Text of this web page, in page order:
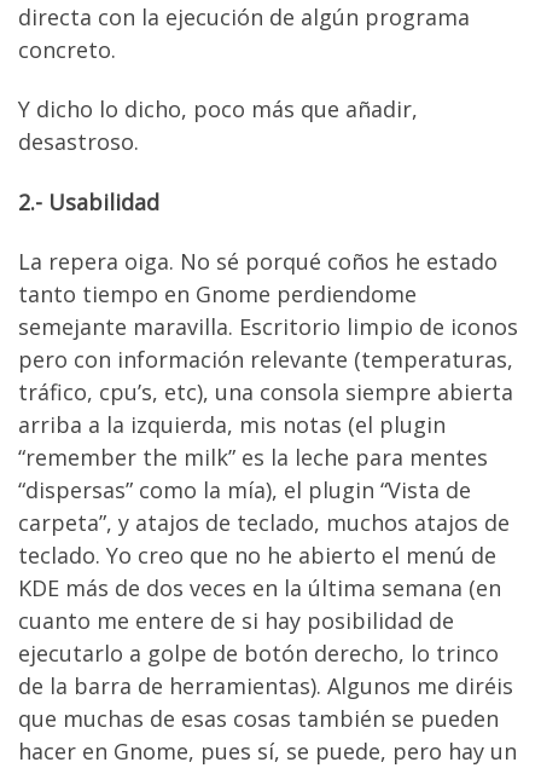
directa con la ejecución de algún programa
concreto.
Y dicho lo dicho, poco más que añadir,
desastroso.
2.- Usabilidad
La repera oiga. No sé porqué coños he estado
tanto tiempo en Gnome perdiendome
semejante maravilla. Escritorio limpio de iconos
pero con información relevante (temperaturas,
tráfico, cpu’s, etc), una consola siempre abierta
arriba a la izquierda, mis notas (el plugin
“remember the milk” es la leche para mentes
“dispersas” como la mía), el plugin “Vista de
carpeta”, y atajos de teclado, muchos atajos de
teclado. Yo creo que no he abierto el menú de
KDE más de dos veces en la última semana (en
cuanto me entere de si hay posibilidad de
ejecutarlo a golpe de botón derecho, lo trinco
de la barra de herramientas). Algunos me diréis
que muchas de esas cosas también se pueden
hacer en Gnome, pues sí, se puede, pero hay un